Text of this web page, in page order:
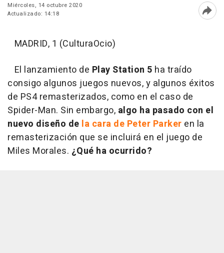
Miércoles, 14 octubre 2020
Actualizado: 14:18
MADRID, 1 (CulturaOcio)
El lanzamiento de Play Station 5 ha traído
consigo algunos juegos nuevos, y algunos éxitos
de PS4 remasterizados, como en el caso de
Spider-Man. Sin embargo, algo ha pasado con el
nuevo diseño de la cara de Peter Parker en la
remasterización que se incluirá en el juego de
Miles Morales. ¿Qué ha ocurrido?